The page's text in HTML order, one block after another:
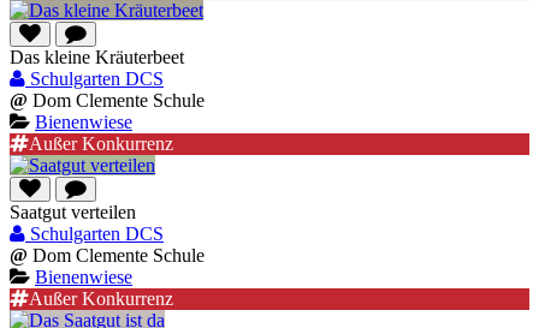
Das kleine Kräuterbeet
Schulgarten DCS
@ Dom Clemente Schule
Bienenwiese
Außer Konkurrenz
Saatgut verteilen
Schulgarten DCS
@ Dom Clemente Schule
Bienenwiese
Außer Konkurrenz